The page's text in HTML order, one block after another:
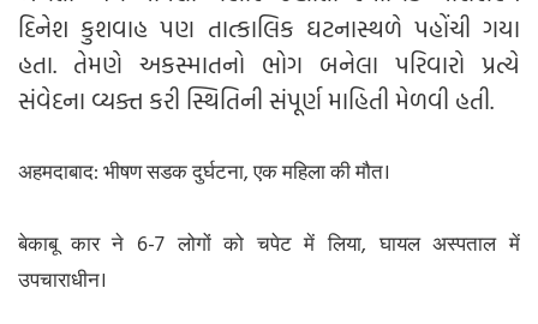
દિનેશ કુશવાહ પણ તાત્કાલિક ઘટનાસ્થળે પહોંચી ગયા
હતા. તેમણે અકસ્માતનો ભોગ બનેલા પરિવારો પ્રત્યે
સંવેદના વ્યક્ત કરી સ્થિતિની સંપૂર્ણ માહિતી મેળવી હતી.
अहमदाबाद: भीषण सडक दुर्घटना, एक महिला की मौत।
बेकाबू कार ने 6-7 लोगों को चपेट में लिया, घायल अस्पताल में
उपचाराधीन।